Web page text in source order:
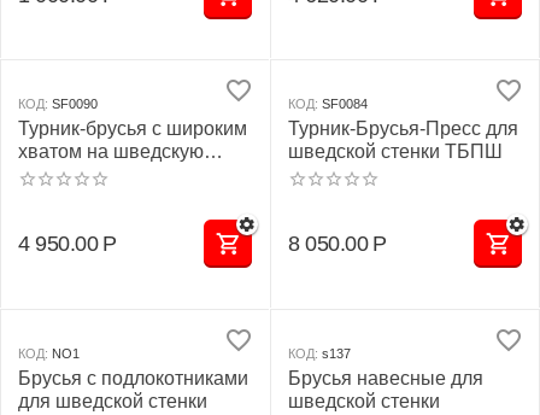
КОД: SF0090
Турник-брусья с широким
хватом на шведскую
стенку
4 950.00 Р
КОД: SF0084
Турник-Брусья-Пресс для
шведской стенки ТБПШ
8 050.00 Р
КОД: NO1
Брусья с подлокотниками
для шведской стенки
КОД: s137
Брусья навесные для
шведской стенки